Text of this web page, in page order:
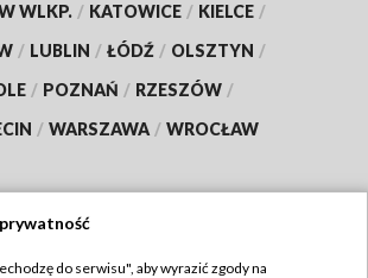
WLKP. / KATOWICE / KIELCE /
/ LUBLIN / ŁÓDŹ / OLSZTYN /
/ POZNAŃ / RZESZÓW /
/ WARSZAWA / WROCŁAW
do serwisu", aby wyrazić zgody na